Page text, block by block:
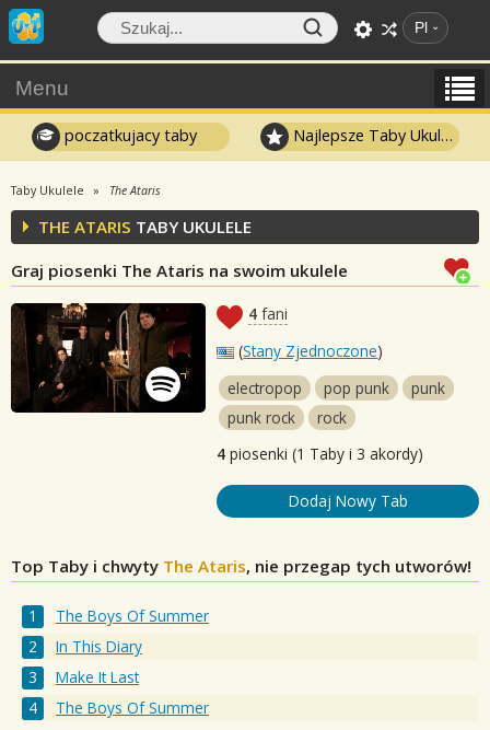
Pl
Menu
poczatkujacy taby Najlepsze Taby Ukulele
Taby Ukulele The Ataris
THE ATARIS TABY UKULELE
Graj piosenki The Ataris na swoim ukulele
4 fani
(Stany Zjednoczone)
electropop
pop punk
punk
punk rock
rock
4 piosenki (1 Taby i 3 akordy)
Dodaj Nowy Tab
Top Taby i chwyty The Ataris, nie przegap tych utworów!
The Boys Of Summer
In This Diary
Make It Last
The Boys Of Summer